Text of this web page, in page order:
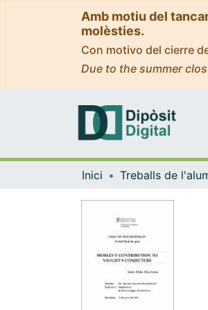
Amb motiu del
molèsties.
Con motivo del cierre
Due to the summer
Inici Treballs de